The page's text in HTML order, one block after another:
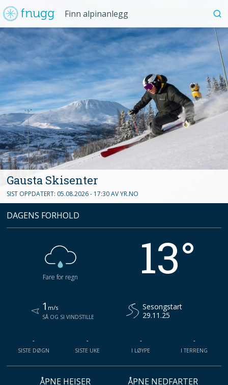
Fnugg
Finn
Gausta Skisenter
SIST OPPDATERT: 05.08.2026 - 17:30AVYR.NO
DAGENS FORHOLD
Fare for regn 13°
1 m/s
SÅ OG SI VINDSTILLE
Sesongstart
29.11.25
- - - -
SISTE DØGN SISTE UKE I LØYPE I TERRENG
ÅPNE HEISER ÅPNE NEDFARTER